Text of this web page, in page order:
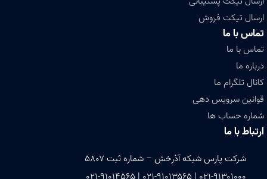
ارسال تیکت فروش
تماس با ما
تماس با ما
درباره ما
کانال تلگرام ما
قوانین سرویس دهی
شماره حساب ها
ارتباط با ما
شرکت پارس شبکه آذرخش – شماره ثبت ۵۸۰۷